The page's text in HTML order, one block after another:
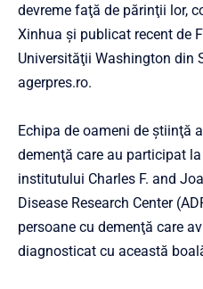
devreme faţă de părinţii lor,
Xinhua şi publicat recent de
Universităţii Washington din
agerpres.ro.
Echipa de oameni de ştiinţă
demenţă care au participat
institutului Charles F. and
Disease Research Center
persoane cu demenţă care
diagnosticat cu această